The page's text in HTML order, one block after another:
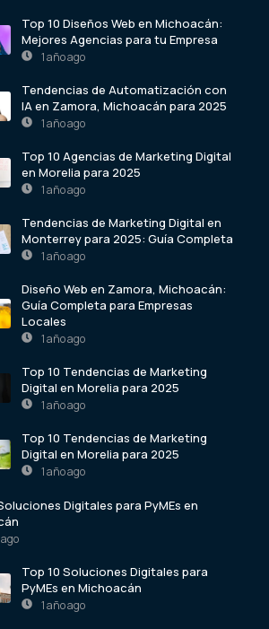
Top 10 Diseños Web en Michoacán:
Mejores Agencias para tu Empresa
1 año ago
Tendencias de Automatización con
IA en Zamora, Michoacán para 2025
1 año ago
Top 10 Agencias de Marketing Digital
en Morelia para 2025
1 año ago
Tendencias de Marketing Digital en
Monterrey para 2025: Guía Completa
1 año ago
Diseño Web en Zamora, Michoacán:
Guía Completa para Empresas
Locales
1 año ago
Top 10 Tendencias de Marketing
Digital en Morelia para 2025
1 año ago
Top 10 Tendencias de Marketing
Digital en Morelia para 2025
1 año ago
Digitales para PyMEs en
Top 10 Soluciones Digitales para
PyMEs en Michoacán
1 año ago